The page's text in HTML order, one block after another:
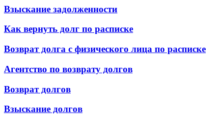
Взыскание задолженности
Как вернуть долг по расписке
Возврат долга с физического лица по расписке
Агентство по возврату долгов
Возврат долгов
Взыскание долгов